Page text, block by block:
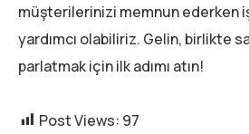
müşterilerinizi memnun ederken
yardımcı olabiliriz. Gelin, birlikte
parlatmak için ilk adımı atın!
Post Views: 97